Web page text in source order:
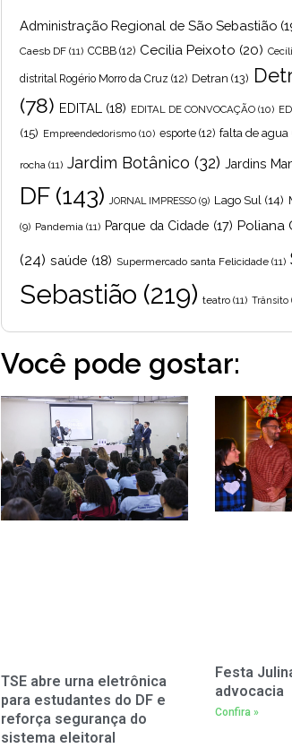
Administração Regional de São Sebastião
Caesb DF (11) CCBB (12) Cecilia Peixoto (20)
distrital Rogério Morro da Cruz (12) Detran (13)
(78) EDITAL (18) EDITAL DE CONVOCAÇÃO (10)
(15) Empreendedorismo (10) esporte (12) falta de agua
rocha (11) Jardim Botânico (32) Jardins
DF(143) JORNAL IMPRESSO (9) Lago Sul (14)
(9) Pandemia (11) Parque da Cidade (17) Poliana
(24) saúde (18) Supermercado santa Felicidade (11)
Sebastião (219) teatro (11) Trânsito
Você pode gostar:
TSE abre urna eletrônica
para estudantes do DF e
reforça segurança do
sistema eleitoral
Festa
advocacia
Confira »